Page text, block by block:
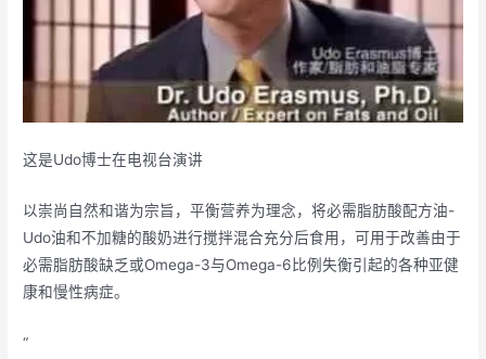
这是Udo博士在电视台演讲
以崇尚自然和谐为宗旨，平衡营养为理念，将必需脂肪酸配方油-
Udo油和不加糖的酸奶进行搅拌混合充分后食用，可用于改善由于
必需脂肪酸缺乏或Omega-3与Omega-6比例失衡引起的各种亚健
康和慢性病症。
“